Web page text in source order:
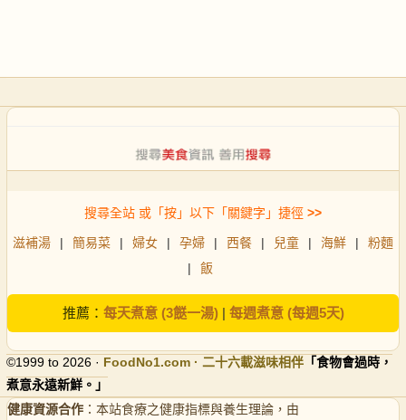
搜尋全站 或「按」以下「關鍵字」捷徑 >>
滋補湯 | 簡易菜 | 婦女 | 孕婦 | 西餐 | 兒童 | 海鮮 |
粉麵
|
飯
推薦： 每天煮意 (3餸一湯)| 每週煮意 (每週5天)
©1999 to 2026 · FoodNo1.com · 二十六載滋味相伴 「食物會過時，
煮意永遠新鮮。」
健康資源合作 ：本站食療之健康指標與養生理論，由